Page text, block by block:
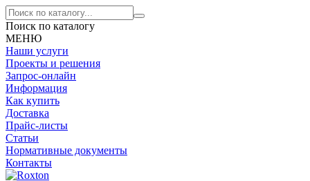
Поиск по каталогу
МЕНЮ
Наши услуги
Проекты и решения
Запрос-онлайн
Информация
Как купить
Доставка
Прайс-листы
Статьи
Нормативные документы
Контакты